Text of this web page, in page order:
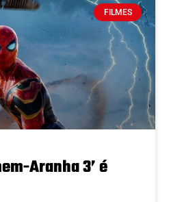
FILMES
Aranha 3’ é